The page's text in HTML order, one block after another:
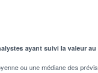
ayant suivi la valeur
ou une médiane des